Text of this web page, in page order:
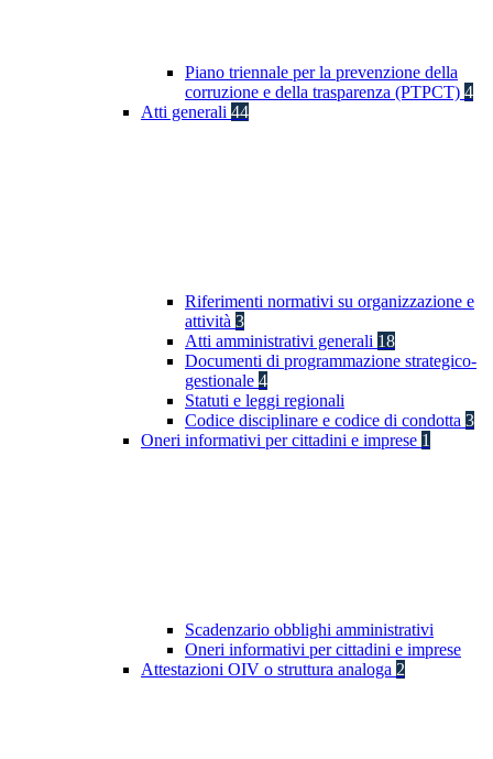
Piano triennale per la prevenzione della
corruzione e della trasparenza (PTPCT) 4
Atti generali 44
Riferimenti normativi su organizzazione e
attività 3
Atti amministrativi generali 18
Documenti di programmazione strategico-
gestionale 4
Statuti e leggi regionali
Codice disciplinare e codice di condotta 3
Oneri informativi per cittadini e imprese 1
Scadenzario obblighi amministrativi
Oneri informativi per cittadini e imprese
Attestazioni OIV o struttura analoga 2